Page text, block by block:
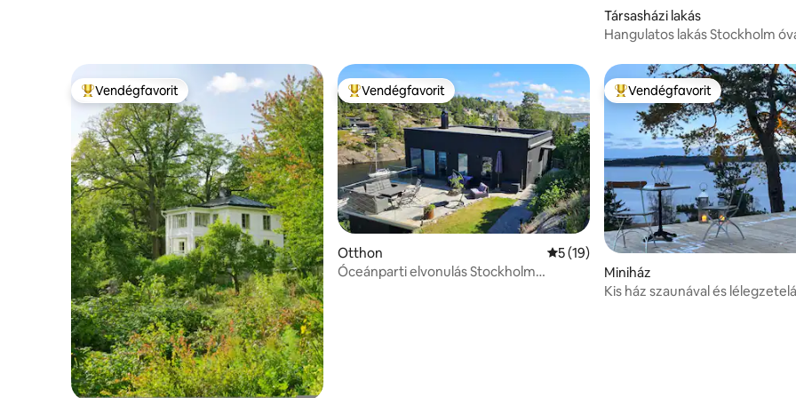
Társasházi lakás
Hangulatos lakás Stockholm
Kiemelt vendégfavorit
Vendégfavorit Kiemelt vendégfavorit
Vendégfavorit
Otthon Átlagos értékelés: 5/5, 19 vélemény
5 (19)
Óceánparti elvonulás Stockholm
Kiemelt vendégfavorit
Vendégfavorit
Miniház
Kis ház szaunával és